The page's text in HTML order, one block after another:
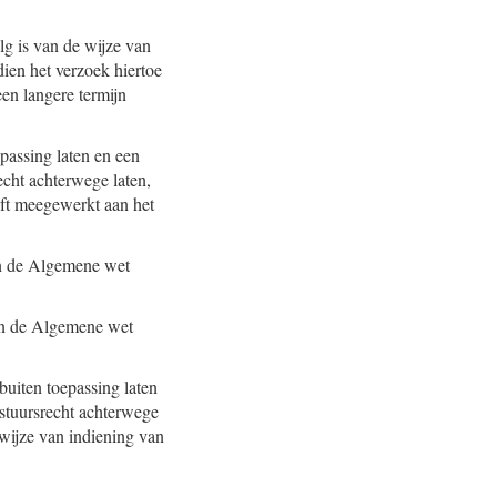
is van de wijze van
het verzoek hiertoe
langere termijn
laten en een
achterwege laten,
meegewerkt aan het
de Algemene wet
de Algemene wet
toepassing laten
achterwege
van indiening van